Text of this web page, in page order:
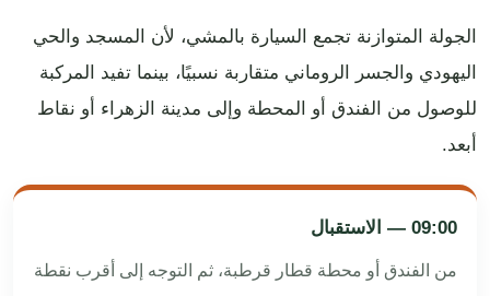
الجولة المتوازنة تجمع السيارة بالمشي، لأن المسجد والحي
اليهودي والجسر الروماني متقاربة نسبيًا، بينما تفيد المركبة
للوصول من الفندق أو المحطة وإلى مدينة الزهراء أو نقاط
أبعد.
09:00 — الاستقبال
من الفندق أو محطة قطار قرطبة، ثم التوجه إلى أقرب نقطة